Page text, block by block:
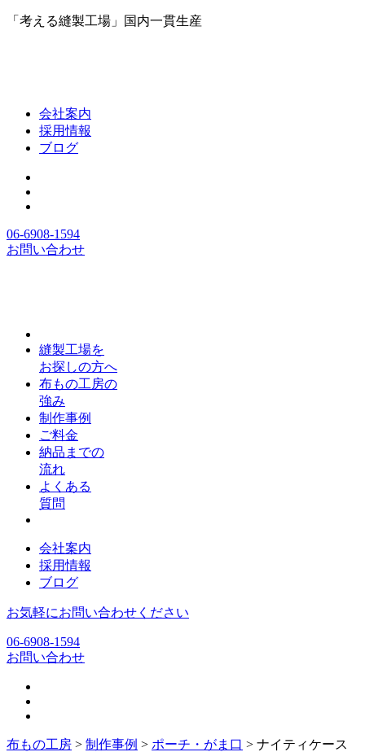
「考える縫製工場」国内一貫生産
会社案内
採用情報
ブログ
06-6908-1594
お問い合わせ
縫製工場を
お探しの方へ
布もの工房の
強み
制作事例
ご料金
納品までの
流れ
よくある
質問
会社案内
採用情報
ブログ
お気軽にお問い合わせください
06-6908-1594
お問い合わせ
布もの工房 > 制作事例 > ポーチ・がま口 > ナイティケース